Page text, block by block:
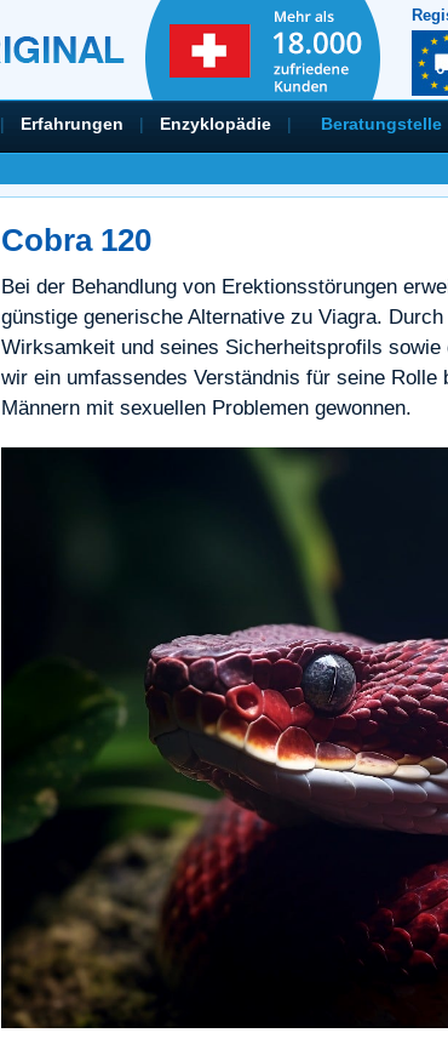
| Erfahrungen | Enzyklopädie | Beratungstelle
Cobra 120
Bei der Behandlung von Erektionsstörungen
günstige generische Alternative zu Viagra.
Wirksamkeit und seines Sicherheitsprofils
wir ein umfassendes Verständnis für seine
Männern mit sexuellen Problemen gewonnen.